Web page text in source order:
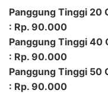
Panggung Tinggi 20
: Rp. 90.000
Panggung Tinggi 40
: Rp. 90.000
Panggung Tinggi 50
: Rp. 90.000